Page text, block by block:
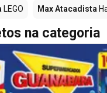
LEGO Max Atacadista
na categoria